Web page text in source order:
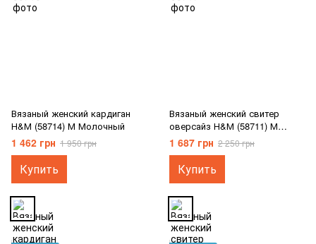
Вязаный женский кардиган
Н&М (58714) М Молочный
1 462 грн 1 950 грн
Купить
Вязаный женский свитер
оверсайз Н&М (58711) М
Темно-зеленый
1 687 грн 2 250 грн
Купить